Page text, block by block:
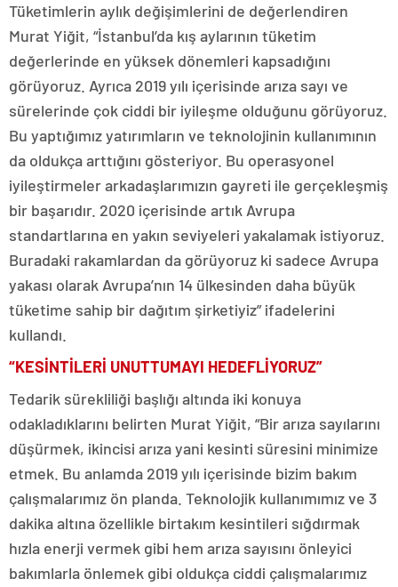
Tüketimlerin aylık değişimlerini de değerlendiren
Murat Yiğit, “İstanbul’da kış aylarının tüketim
değerlerinde en yüksek dönemleri kapsadığını
görüyoruz. Ayrıca 2019 yılı içerisinde arıza sayı ve
sürelerinde çok ciddi bir iyileşme olduğunu görüyoruz.
Bu yaptığımız yatırımların ve teknolojinin kullanımının
da oldukça arttığını gösteriyor. Bu operasyonel
iyileştirmeler arkadaşlarımızın gayreti ile gerçekleşmiş
bir başarıdır. 2020 içerisinde artık Avrupa
standartlarına en yakın seviyeleri yakalamak istiyoruz.
Buradaki rakamlardan da görüyoruz ki sadece Avrupa
yakası olarak Avrupa’nın 14 ülkesinden daha büyük
tüketime sahip bir dağıtım şirketiyiz” ifadelerini
kullandı.
“KESİNTİLERİ UNUTTUMAYI HEDEFLİYORUZ”
Tedarik sürekliliği başlığı altında iki konuya
odakladıklarını belirten Murat Yiğit, “Bir arıza sayılarını
düşürmek, ikincisi arıza yani kesinti süresini minimize
etmek. Bu anlamda 2019 yılı içerisinde bizim bakım
çalışmalarımız ön planda. Teknolojik kullanımımız ve 3
dakika altına özellikle birtakım kesintileri sığdırmak
hızla enerji vermek gibi hem arıza sayısını önleyici
bakımlarla önlemek gibi oldukça ciddi çalışmalarımız